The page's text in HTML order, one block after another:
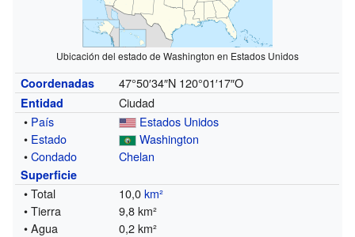
Ubicación del estado de Washington en Estados Unidos
Coordenadas 47°50′34″N 120°01′17″O
Entidad
Ciudad
• País
Estados Unidos
• Estado
Washington
•Condado Chelan
Superficie
• Total 10,0km²
• Tierra
9,8 km²
• Agua
0,2 km²